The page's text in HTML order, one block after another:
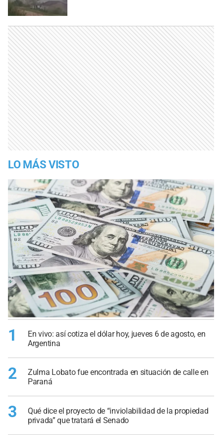
LO MÁS VISTO
1
En vivo: así cotiza el dólar hoy, jueves 6 de agosto, en
Argentina
2
Zulma Lobato fue encontrada en situación de calle en
Paraná
3
Qué dice el proyecto de “inviolabilidad de la propiedad
privada” que tratará el Senado